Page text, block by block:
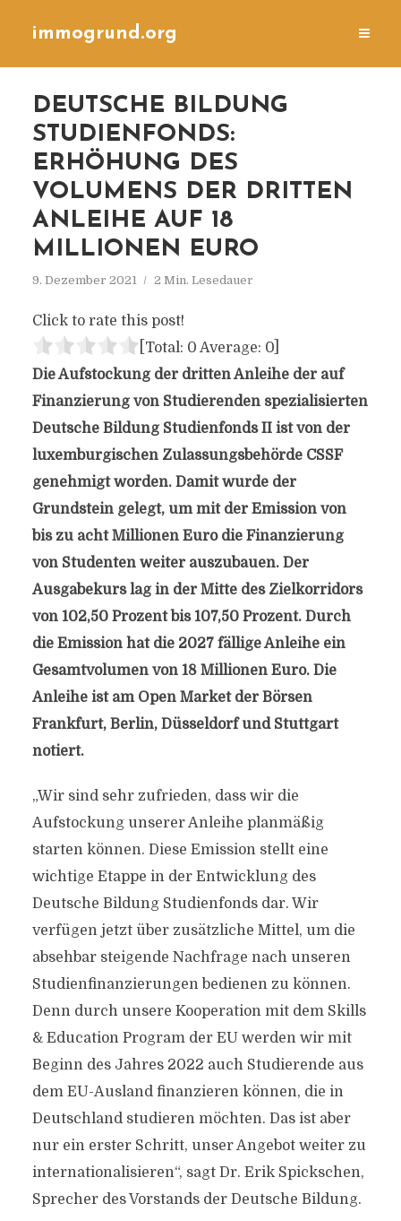
immogrund.org
DEUTSCHE BILDUNG
STUDIENFONDS:
ERHÖHUNG DES
VOLUMENS DER DRITTEN
ANLEIHE AUF 18
MILLIONEN EURO
9. Dezember 2021 2 Min. Lesedauer
Click to rate this post!
[Total: 0 Average: 0]
Die Aufstockung der dritten Anleihe der auf
Finanzierung von Studierenden spezialisierten
Deutsche Bildung Studienfonds II ist von der
luxemburgischen Zulassungsbehörde CSSF
genehmigt worden. Damit wurde der
Grundstein gelegt, um mit der Emission von
bis zu acht Millionen Euro die Finanzierung
von Studenten weiter auszubauen. Der
Ausgabekurs lag in der Mitte des Zielkorridors
von 102,50 Prozent bis 107,50 Prozent. Durch
die Emission hat die 2027 fällige Anleihe ein
Gesamtvolumen von 18 Millionen Euro. Die
Anleihe ist am Open Market der Börsen
Frankfurt, Berlin, Düsseldorf und Stuttgart
notiert.
„Wir sind sehr zufrieden, dass wir die
Aufstockung unserer Anleihe planmäßig
starten können. Diese Emission stellt eine
wichtige Etappe in der Entwicklung des
Deutsche Bildung Studienfonds dar. Wir
verfügen jetzt über zusätzliche Mittel, um die
absehbar steigende Nachfrage nach unseren
Studienfinanzierungen bedienen zu können.
Denn durch unsere Kooperation mit dem Skills
& Education Program der EU werden wir mit
Beginn des Jahres 2022 auch Studierende aus
dem EU-Ausland finanzieren können, die in
Deutschland studieren möchten. Das ist aber
nur ein erster Schritt, unser Angebot weiter zu
internationalisieren“, sagt Dr. Erik Spickschen,
Sprecher des Vorstands der Deutsche Bildung.